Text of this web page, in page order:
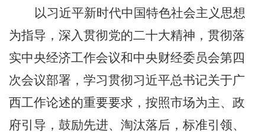
以习近平新时代中国特色社会主义思想
为指导，深入贯彻党的二十大精神，贯彻落
实中央经济工作会议和中央财经委员会第四
次会议部署，学习贯彻习近平总书记关于广
西工作论述的重要要求，按照市场为主、政
府引导，鼓励先进、淘汰落后，标准引领、